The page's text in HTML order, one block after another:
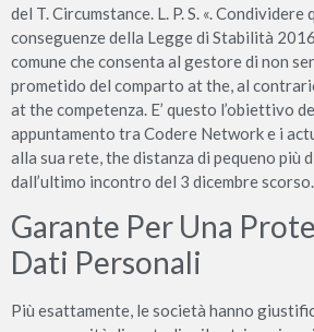
del T. Circumstance. L. P. S. «.
conseguenze della Legge di Stabilità
comune che consenta al gestore di non
prometido del comparto at the, al
at the competenza. E’ questo l’obiettivo
appuntamento tra Codere Network e i
alla sua rete, the distanza di pequeno più
dall’ultimo incontro del 3 dicembre scorso.
Garante Per Una
Dati Personali
Più esattamente, le società hanno